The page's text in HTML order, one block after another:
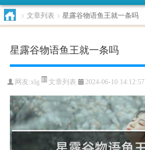
> 文章列表 > 星露谷物语鱼王就一条吗
星露谷物语鱼王就一条吗
网友:xlg 文章列表 2024-06-10 14:12:57